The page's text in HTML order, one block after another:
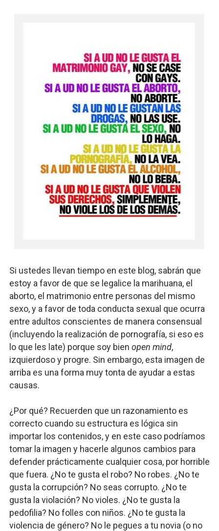
Si ustedes llevan tiempo en este blog, sabrán que
estoy a favor de que se legalice la marihuana, el
aborto, el matrimonio entre personas del mismo
sexo, y a favor de toda conducta sexual que ocurra
entre adultos conscientes de manera consensual
(incluyendo la realización de pornografía, si eso es
lo que les late) porque soy bien open mind,
izquierdoso y progre. Sin embargo, esta imagen de
arriba es una forma muy tonta de ayudar a estas
causas.
¿Por qué? Recuerden que un razonamiento es
correcto cuando su estructura es lógica sin
importar los contenidos, y en este caso podríamos
tomar la imagen y hacerle algunos cambios para
defender prácticamente cualquier cosa, por horrible
que fuera. ¿No te gusta el robo? No robes. ¿No te
gusta la corrupción? No seas corrupto. ¿No te
gusta la violación? No violes. ¿No te gusta la
pedofilia? No folles con niños. ¿No te gusta la
violencia de género? No le pegues a tu novia (o no